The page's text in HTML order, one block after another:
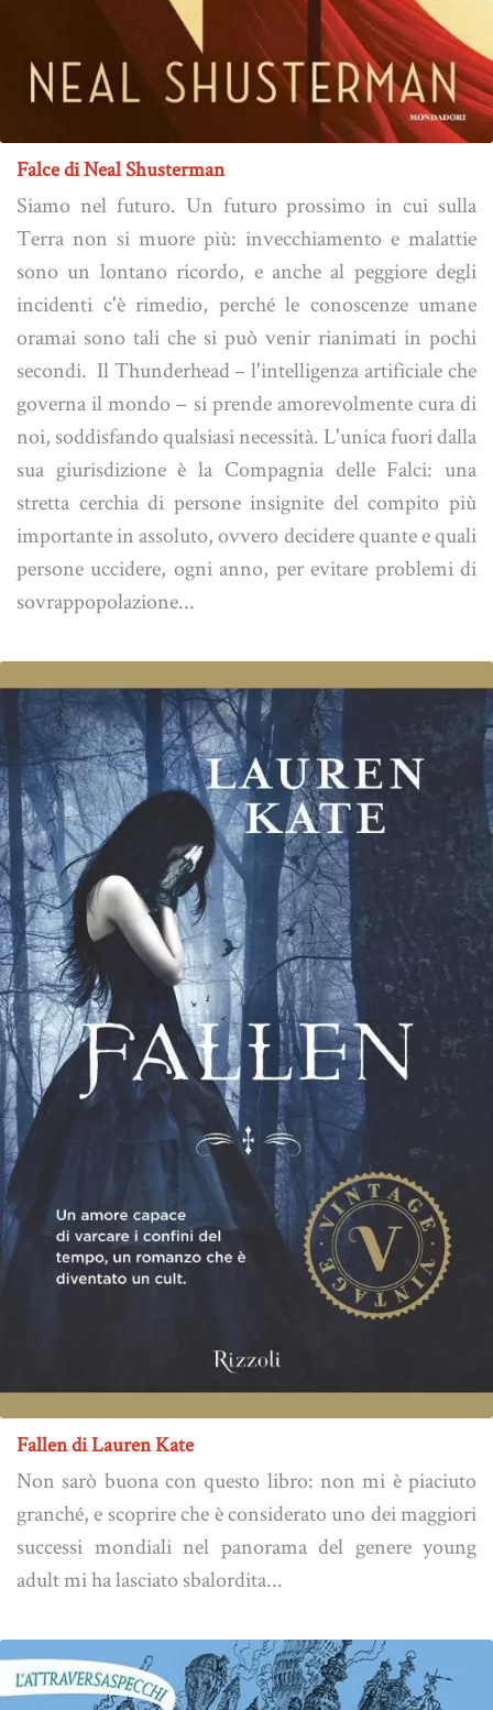
Falce di Neal Shusterman
Siamo nel futuro. Un futuro prossimo in cui sulla
Terra non si muore più: invecchiamento e malattie
sono un lontano ricordo, e anche al peggiore degli
incidenti c'è rimedio, perché le conoscenze umane
oramai sono tali che si può venir rianimati in pochi
secondi. Il Thunderhead – l'intelligenza artificiale che
governa il mondo – si prende amorevolmente cura di
noi, soddisfando qualsiasi necessità. L'unica fuori dalla
sua giurisdizione è la Compagnia delle Falci: una
stretta cerchia di persone insignite del compito più
importante in assoluto, ovvero decidere quante e quali
persone uccidere, ogni anno, per evitare problemi di
sovrappopolazione...
Fallen di Lauren Kate
Non sarò buona con questo libro: non mi è piaciuto
granché, e scoprire che è considerato uno dei maggiori
successi mondiali nel panorama del genere young
adult mi ha lasciato sbalordita...